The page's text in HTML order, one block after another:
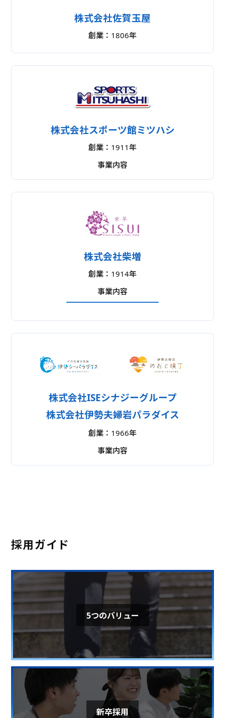
株式会社佐賀玉屋
創業：1806年
事業内容
株式会社スポーツ館ミツハシ
創業：1911年
事業内容
株式会社柴増
創業：1914年
事業内容
株式会社ISEシナジーグループ
株式会社伊勢夫婦岩パラダイス
創業：1966年
事業内容
採用ガイド
5つのバリュー
新卒採用